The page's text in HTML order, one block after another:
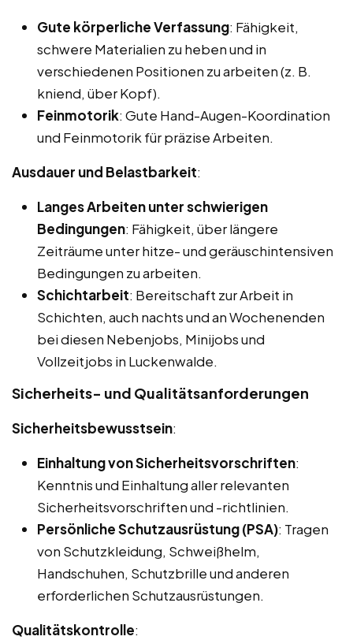
Gute körperliche Verfassung: Fähigkeit,
schwere Materialien zu heben und in
verschiedenen Positionen zu arbeiten (z. B.
kniend, über Kopf).
Feinmotorik: Gute Hand-Augen-Koordination
und Feinmotorik für präzise Arbeiten.
Ausdauer und Belastbarkeit:
Langes Arbeiten unter schwierigen
Bedingungen: Fähigkeit, über längere
Zeiträume unter hitze- und geräuschintensiven
Bedingungen zu arbeiten.
Schichtarbeit: Bereitschaft zur Arbeit in
Schichten, auch nachts und an Wochenenden
bei diesen Nebenjobs, Minijobs und
Vollzeitjobs in Luckenwalde.
Sicherheits- und Qualitätsanforderungen
Sicherheitsbewusstsein:
Einhaltung von Sicherheitsvorschriften:
Kenntnis und Einhaltung aller relevanten
Sicherheitsvorschriften und -richtlinien.
Persönliche Schutzausrüstung (PSA): Tragen
von Schutzkleidung, Schweißhelm,
Handschuhen, Schutzbrille und anderen
erforderlichen Schutzausrüstungen.
Qualitätskontrolle: